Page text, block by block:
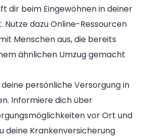
dir beim Eingewöhnen in deiner
Nutze dazu Online-Ressourcen
Menschen aus, die bereits
ähnlichen Umzug gemacht
persönliche Versorgung in
Informiere dich über
vor Ort und
deine Krankenversicherung